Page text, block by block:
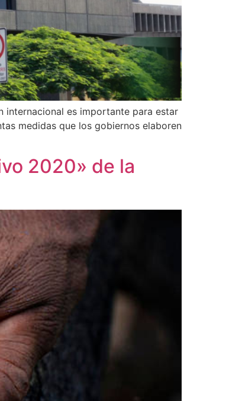
internacional es importante para estar
medidas que los gobiernos elaboren
2020» de la